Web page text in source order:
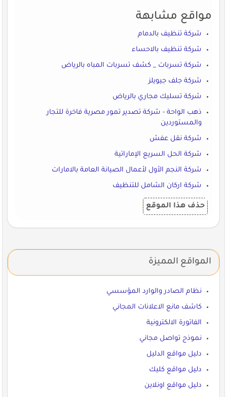
مواقع مشابهة
شركة تنظيف بالدمام
شركة تنظيف بالاحساء
شركة تسربات _ كشف تسربات المباه بالرياض
شركة جلف جيويلز
شركة تسليك مجاري بالرياض
ذهب الواحة - شركة تصدير تمور مصرية فاخرة للتجار
والمستوردين
شركة نقل عفش
شركة الحل السريع الإماراتية
شركة النجم الأول لأعمال الصيانة العامة بالامارات
شركة اركان الشامل للتنظيف
حذف هذا الموقع
المواقع المميزة
نظام الصادر والوارد المؤسسي
كاشف مانع الاعلانات المجاني
الفاتورة الالكترونية
نموذج تواصل مجاني
دليل مواقع الدليل
دليل مواقع كليك
دليل مواقع اونلاين